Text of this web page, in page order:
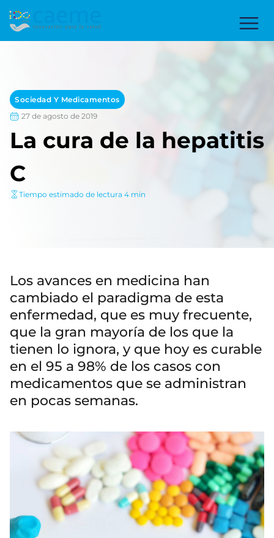
Sociedad Y Medicamentos
27 de agosto de 2019
La cura de la hepatitis
C
Tiempo estimado de lectura 4 min
Los avances en medicina han
cambiado el paradigma de esta
enfermedad, que es muy frecuente,
que la gran mayoría de los que la
tienen lo ignora, y que hoy es curable
en el 95 a 98% de los casos con
medicamentos que se administran
en pocas semanas.